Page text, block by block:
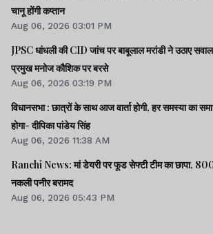
चानू होंगी कप्तान
Aug 06, 2026 03:01 PM
JPSC धांधली की CID जांच पर बाबूलाल मरांडी ने उठाए
प्रमुख मनोज कौशिक पर बरसे
Aug 06, 2026 03:19 PM
विधानसभा : छात्रों के साथ आज वार्ता होगी, हर समस्या का
होगा- दीपिका पांडेय सिंह
Aug 06, 2026 11:38 AM
Ranchi News: मां डेयरी पर फूड सेफ्टी टीम का छापा,
नकली पनीर बरामद
Aug 06, 2026 05:43 PM